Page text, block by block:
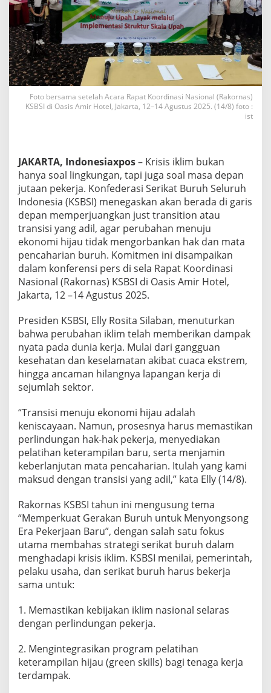
l
i
m
:
K
S
B
S
D
g
T
r
a
n
s
s
i
E
n
e
r
g
y
a
n
g
A
d
d
a
n
B
e
r
e
d
i
l
n
Foto bersama setelah Acara Rapat Koordinasi Nasional (Rakornas)
KSBSI di Oasis Amir Hotel, Jakarta, 12–14 Agustus 2025. (14/8) foto :
ist
JAKARTA, Indonesiaxpos– Krisis iklim bukan
hanya soal lingkungan, tapi juga soal masa depan
jutaan pekerja. Konfederasi Serikat Buruh Seluruh
Indonesia (KSBSI) menegaskan akan berada di garis
depan memperjuangkan just transition atau
transisi yang adil, agar perubahan menuju
ekonomi hijau tidak mengorbankan hak dan mata
pencaharian buruh. Komitmen ini disampaikan
dalam konferensi pers di sela Rapat Koordinasi
Nasional (Rakornas) KSBSI di Oasis Amir Hotel,
Jakarta, 12 –14 Agustus 2025.
Presiden KSBSI, Elly Rosita Silaban, menuturkan
bahwa perubahan iklim telah memberikan dampak
nyata pada dunia kerja. Mulai dari gangguan
kesehatan dan keselamatan akibat cuaca ekstrem,
hingga ancaman hilangnya lapangan kerja di
sejumlah sektor.
“Transisi menuju ekonomi hijau adalah
keniscayaan. Namun, prosesnya harus memastikan
perlindungan hak-hak pekerja, menyediakan
pelatihan keterampilan baru, serta menjamin
keberlanjutan mata pencaharian. Itulah yang kami
maksud dengan transisi yang adil,” kata Elly (14/8).
Rakornas KSBSI tahun ini mengusung tema
“Memperkuat Gerakan Buruh untuk Menyongsong
Era Pekerjaan Baru”, dengan salah satu fokus
utama membahas strategi serikat buruh dalam
menghadapi krisis iklim. KSBSI menilai, pemerintah,
pelaku usaha, dan serikat buruh harus bekerja
sama untuk:
1. Memastikan kebijakan iklim nasional selaras
dengan perlindungan pekerja.
2. Mengintegrasikan program pelatihan
keterampilan hijau (green skills) bagi tenaga kerja
terdampak.